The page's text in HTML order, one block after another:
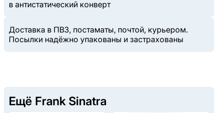
в антистатический конверт
Доставка в ПВЗ, постаматы, почтой, курьером.
Посылки надёжно упакованы и застрахованы
Ещё Frank Sinatra